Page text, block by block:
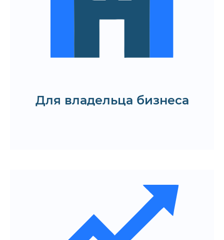
Для владельца бизнеса
Быстрый старт — дизайнеры
подключаются сразу после
подписания договора
Опытные UX/UI-специалисты без
этапа подбора и найма